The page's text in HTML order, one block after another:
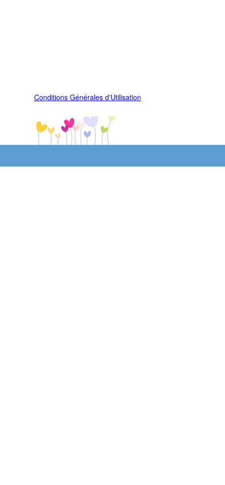
Conditions Générales d'Utilisation